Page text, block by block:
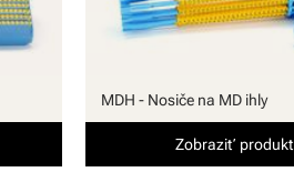
MDH - Nosiče na MD ihly
Zobraziť produkt